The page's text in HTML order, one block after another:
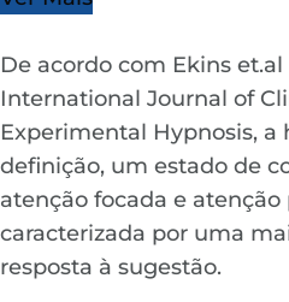
De acordo com Ekins
International Journal of
Experimental Hypnosis, a
definição, um estado de
atenção focada e
caracterizada por uma
resposta à sugestão.